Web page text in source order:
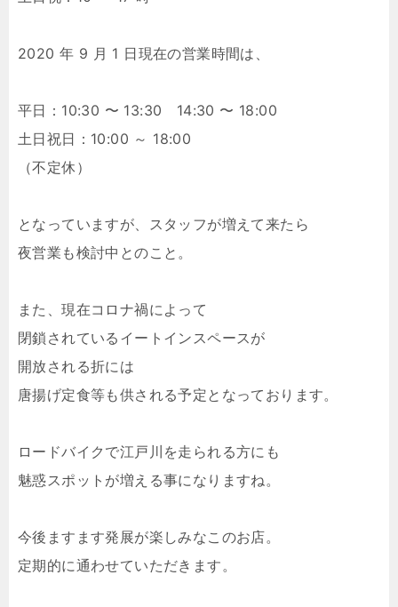
2020 年 9 月 1 日現在の営業時間は、
平日：10:30 〜 13:30 14:30 〜 18:00
土日祝日：10:00 ～ 18:00
（不定休）
となっていますが、スタッフが増えて来たら
夜営業も検討中とのこと。
また、現在コロナ禍によって
閉鎖されているイートインスペースが
開放される折には
唐揚げ定食等も供される予定となっております。
ロードバイクで江戸川を走られる方にも
魅惑スポットが増える事になりますね。
今後ますます発展が楽しみなこのお店。
定期的に通わせていただきます。